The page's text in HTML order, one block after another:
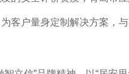
客户量身定制解决方案，